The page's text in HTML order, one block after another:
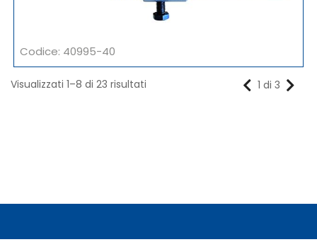
Codice: 40995-40
1 di 3
Visualizzati 1–8 di 23 risultati